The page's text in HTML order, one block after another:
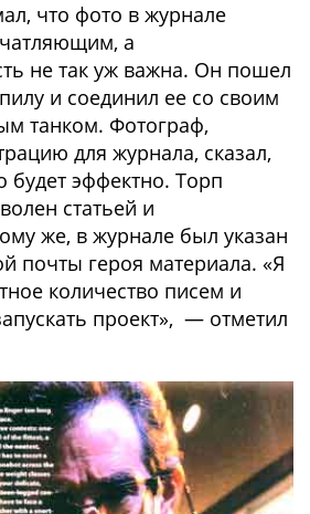
что фото в журнале
а
не так уж важна. Он пошел
и соединил ее со своим
танком. Фотограф,
для журнала, сказал,
будет эффектно. Торп
статьей и
же, в журнале был указан
почты героя материала. «Я
количество писем и
проект», — отметил